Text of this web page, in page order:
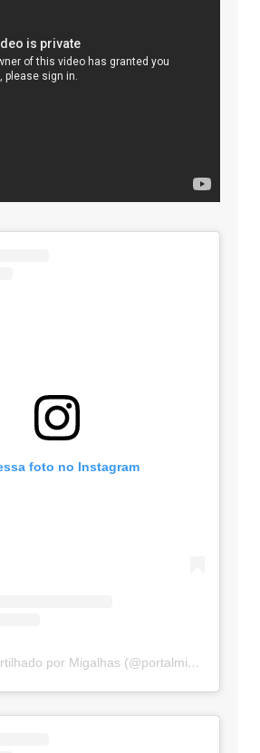
foto no Instagram
Um post compartilhado por Migalhas (@portalmigalhas)